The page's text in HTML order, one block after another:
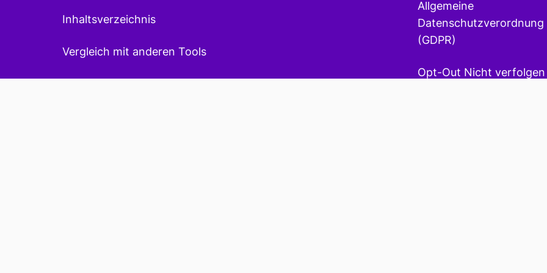
Inhaltsverzeichnis
Vergleich mit anderen Tools
Allgemeine
Datenschutzverordnung
(GDPR)
Opt-Out Nicht verfolgen